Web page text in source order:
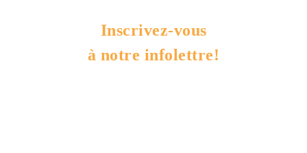
Inscrivez-vous
à notre infolettre!